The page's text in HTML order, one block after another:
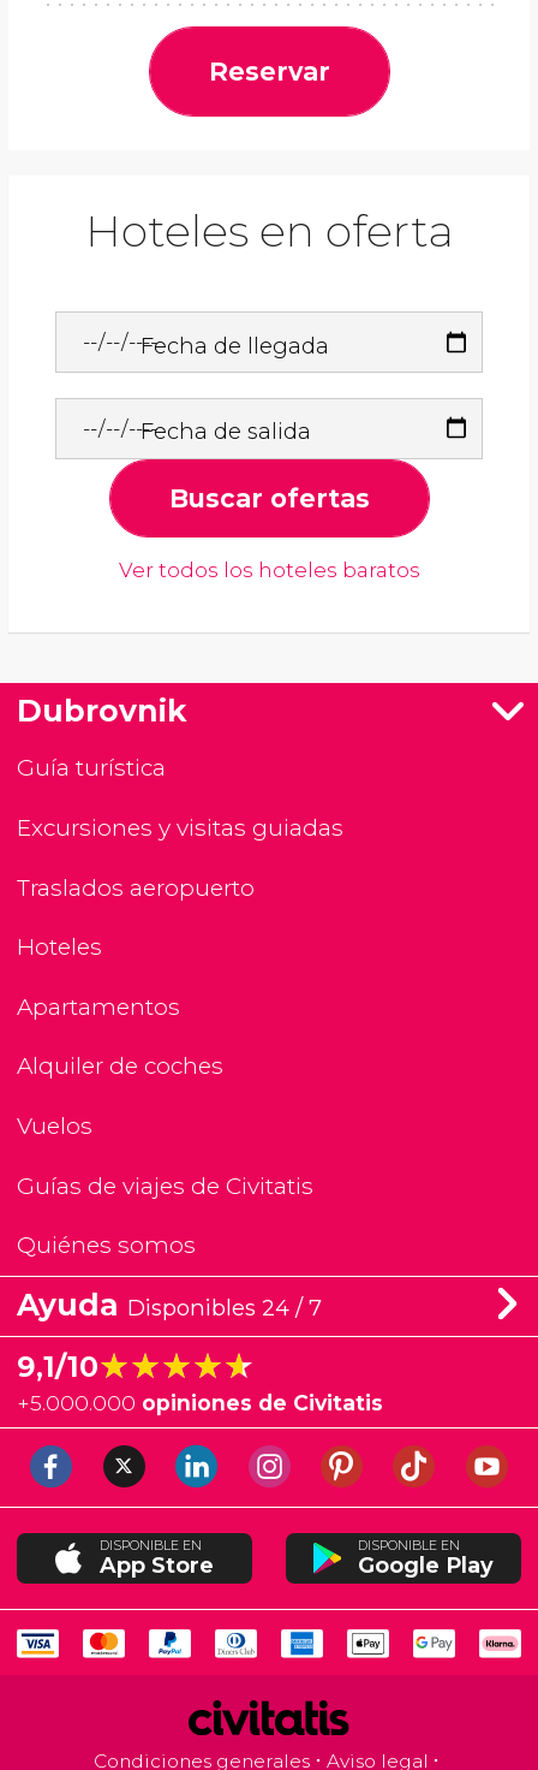
Reservar
Hoteles en oferta
Fecha de llegada
Fecha de salida
Buscar ofertas
Ver todos los hoteles baratos
Dubrovnik
Guía turística
Excursiones y visitas guiadas
Traslados aeropuerto
Hoteles
Apartamentos
Alquiler de coches
Vuelos
Guías de viajes de Civitatis
Quiénes somos
Ayuda Disponibles 24 / 7
9,1/10★★★★★
★★★★★
+5.000.000 opiniones de Civitatis
DISPONIBLE EN
App Store
DISPONIBLE EN
Google Play
Condiciones generales
Aviso legal